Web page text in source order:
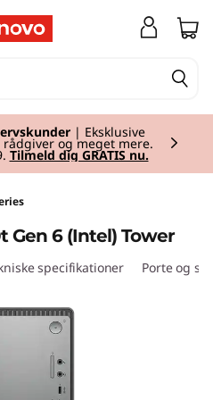
| Eksklusive
og meget mere.
Tilmeld dig GRATIS nu.
2 of 2
Gen 6 (Intel) Tower
specifikationer Porte og